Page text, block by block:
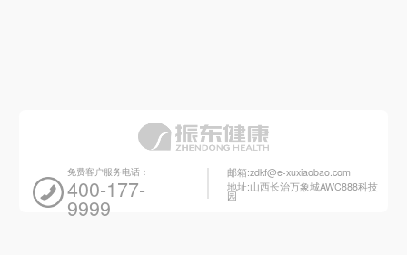
免费客户服务电话：
400-177-
9999
邮箱:zdkf@e-xuxiaobao.com
地址:山西长治万象城AWC888科技
园